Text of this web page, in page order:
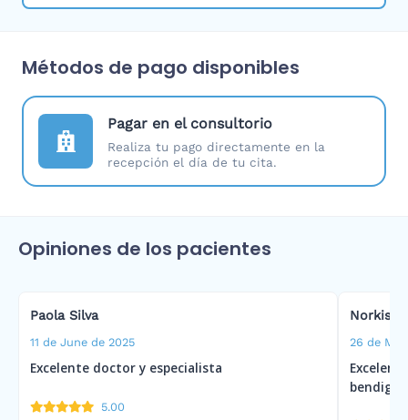
Métodos de pago disponibles
Pagar en el consultorio
Realiza tu pago directamente en la
recepción el día de tu cita.
Opiniones de los pacientes
Paola Silva
11 de June de 2025
Excelente doctor y especialista
5.00
Norkis
26 de
bendiga